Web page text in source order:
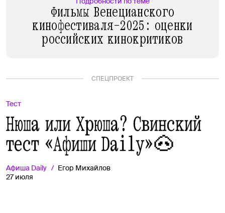
Фильмы Венецианского
кинофестиваля-2025: оценки
российских кинокритиков
СПЕЦПРОЕКТ
Тест
Нюша или Хрюша? Свинский
тест «Афиши Daily»🐽
Афиша Daily
Егор Михайлов
27 июля